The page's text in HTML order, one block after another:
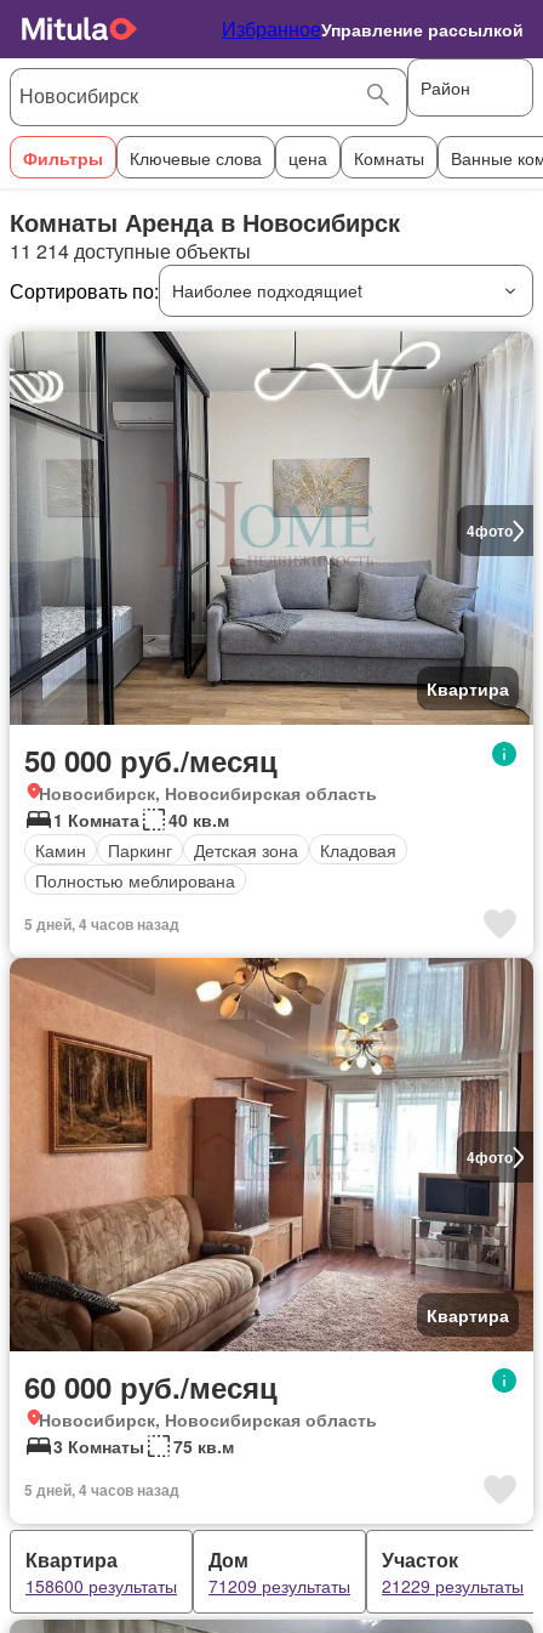
ИзбранноеУправление рассылкой
Район
Фильтры Ключевые слова цена Комнаты Ванные
Комнаты Аренда в Новосибирск
11 214 доступные объекты
Сортировать по:
Наиболее подходящиеt
4фото
Квартира
50 000 руб./месяц
Новосибирск, Новосибирская область
1 Комната
40 кв.м
Камин
Паркинг Детская зона
Кладовая
Полностью меблирована
5 дней, 4 часов назад
4фото
Квартира
60 000 руб./месяц
Новосибирск, Новосибирская область
3 Комнаты
75 кв.м
5 дней, 4 часов назад
Квартира
158600 результаты
Дом
71209 результаты
Участок
21229 результаты